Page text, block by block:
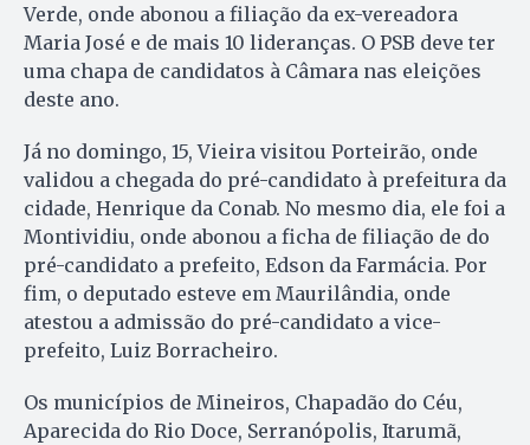
Verde, onde abonou a filiação da ex-vereadora
Maria José e de mais 10 lideranças. O PSB deve ter
uma chapa de candidatos à Câmara nas eleições
deste ano.
Já no domingo, 15, Vieira visitou Porteirão, onde
validou a chegada do pré-candidato à prefeitura da
cidade, Henrique da Conab. No mesmo dia, ele foi a
Montividiu, onde abonou a ficha de filiação de do
pré-candidato a prefeito, Edson da Farmácia. Por
fim, o deputado esteve em Maurilândia, onde
atestou a admissão do pré-candidato a vice-
prefeito, Luiz Borracheiro.
Os municípios de Mineiros, Chapadão do Céu,
Aparecida do Rio Doce, Serranópolis, Itarumã,